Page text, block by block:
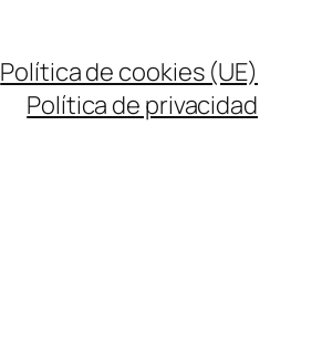
Política de cookies (UE)
Política de privacidad